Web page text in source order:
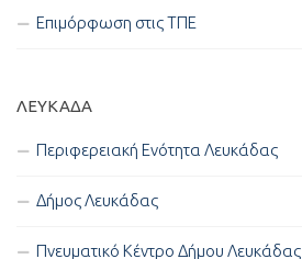
Επιμόρφωση στις ΤΠΕ
ΛΕΥΚΑΔΑ
Περιφερειακή Ενότητα Λευκάδας
Δήμος Λευκάδας
Πνευματικό Κέντρο Δήμου Λευκάδας